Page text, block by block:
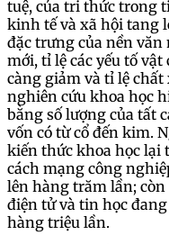
tuệ, của tri thức trong
kinh tế và xã hội tang
đặc trưng của nền
mới, tỉ lệ các yếu tố
càng giảm và tỉ lệ chất
nghiên cứu khoa học
bằng số lượng của tất
vốn có từ cổ đến kim.
kiến thức khoa học lại
cách mạng công
lên hàng trăm lần; còn
điện tử và tin học
hàng triệu lần.